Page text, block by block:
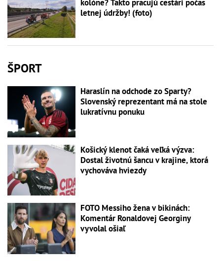
kolóne? Takto pracujú cestári počas
letnej údržby! (foto)
ŠPORT
Haraslín na odchode zo Sparty?
Slovenský reprezentant má na stole
lukratívnu ponuku
Košický klenot čaká veľká výzva:
Dostal životnú šancu v krajine, ktorá
vychováva hviezdy
FOTO Messiho žena v bikinách:
Komentár Ronaldovej Georginy
vyvolal ošiaľ